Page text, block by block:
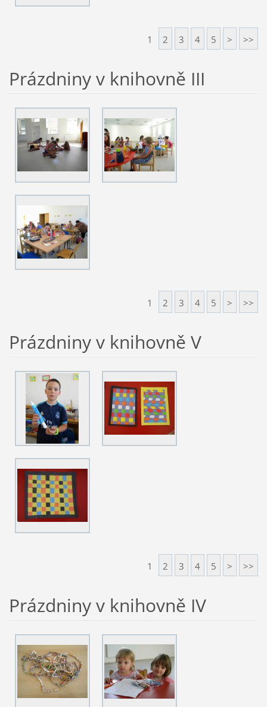
1 2 3 4 5 > >>
Prázdniny v knihovně III
1 2 3 4 5 > >>
Prázdniny v knihovně V
1 2 3 4 5 > >>
Prázdniny v knihovně IV